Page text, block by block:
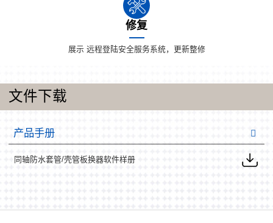
修复
展示 远程登陆安全服务系统，更新整修
文件下载
产品手册
同轴防水套管/壳管板换器软件样册